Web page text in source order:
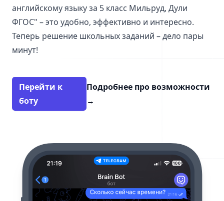
английскому языку за 5 класс Мильруд, Дули
ФГОС" – это удобно, эффективно и интересно.
Теперь решение школьных заданий – дело пары
минут!
Перейти к
боту
Подробнее про возможности
→